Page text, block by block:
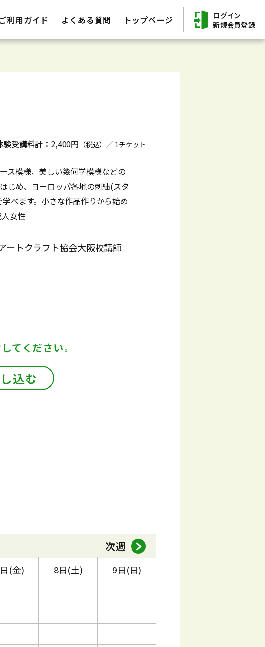
ご利用ガイド よくある質問 トップページ
ログイン
新規会員登録
験受講料計： 2,400円 （税込）／ 1チケット
ス模様、美しい幾何学模様などの
じめ、ヨーロッパ各地の刺繍(スタ
べます。小さな作品作りから始め
女性
ートクラフト協会大阪校講師
てください。
込む
次週
(金) 8日(土) 9日(日)